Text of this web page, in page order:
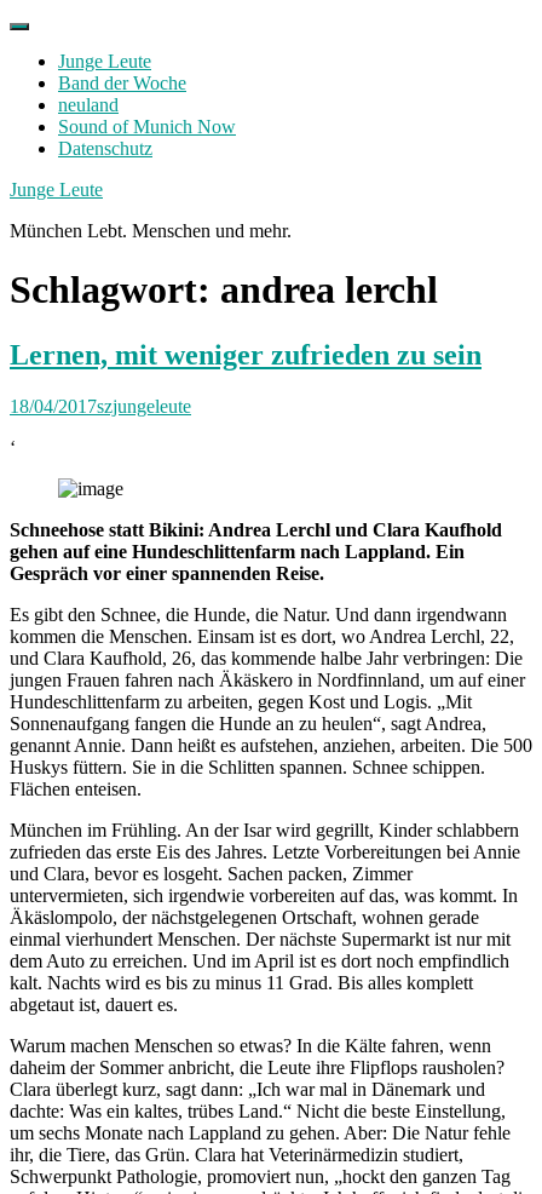
Skip
contentJunge Leute
Band der Woche
neuland
Sound of Munich Now
Datenschutz
Facebook
Twitter
Instagram
Junge Leute
München Lebt. Menschen und mehr.
Schlagwort: andrea lerchl
Lernen, mit weniger zufrieden zu sein
18/04/2017szjungeleute
‘
Schneehose statt Bikini: Andrea Lerchl und Clara Kaufhold
gehen auf eine Hundeschlittenfarm nach Lappland. Ein
Gespräch vor einer spannenden Reise.
Es gibt den Schnee, die Hunde, die Natur. Und dann irgendwann
kommen die Menschen. Einsam ist es dort, wo Andrea Lerchl, 22,
und Clara Kaufhold, 26, das kommende halbe Jahr verbringen: Die
jungen Frauen fahren nach Äkäskero in Nordfinnland, um auf einer
Hundeschlittenfarm zu arbeiten, gegen Kost und Logis. „Mit
Sonnenaufgang fangen die Hunde an zu heulen“, sagt Andrea,
genannt Annie. Dann heißt es aufstehen, anziehen, arbeiten. Die 500
Huskys füttern. Sie in die Schlitten spannen. Schnee schippen.
Flächen enteisen.
München im Frühling. An der Isar wird gegrillt, Kinder schlabbern
zufrieden das erste Eis des Jahres. Letzte Vorbereitungen bei Annie
und Clara, bevor es losgeht. Sachen packen, Zimmer
untervermieten, sich irgendwie vorbereiten auf das, was kommt. In
Äkäslompolo, der nächstgelegenen Ortschaft, wohnen gerade
einmal vierhundert Menschen. Der nächste Supermarkt ist nur mit
dem Auto zu erreichen. Und im April ist es dort noch empfindlich
kalt. Nachts wird es bis zu minus 11 Grad. Bis alles komplett
abgetaut ist, dauert es.
Warum machen Menschen so etwas? In die Kälte fahren, wenn
daheim der Sommer anbricht, die Leute ihre Flipflops rausholen?
Clara überlegt kurz, sagt dann: „Ich war mal in Dänemark und
dachte: Was ein kaltes, trübes Land.“ Nicht die beste Einstellung,
um sechs Monate nach Lappland zu gehen. Aber: Die Natur fehle
ihr, die Tiere, das Grün. Clara hat Veterinärmedizin studiert,
Schwerpunkt Pathologie, promoviert nun, „hockt den ganzen Tag